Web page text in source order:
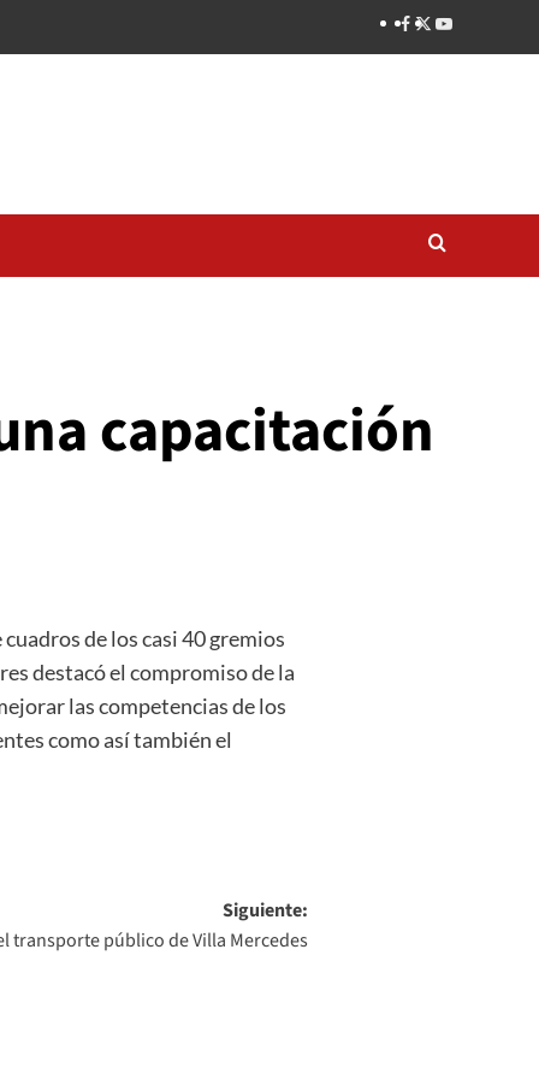
capacitación
de los casi 40 gremios
destacó el compromiso de la
las competencias de los
como así también el
Siguiente:
transporte público de Villa Mercedes